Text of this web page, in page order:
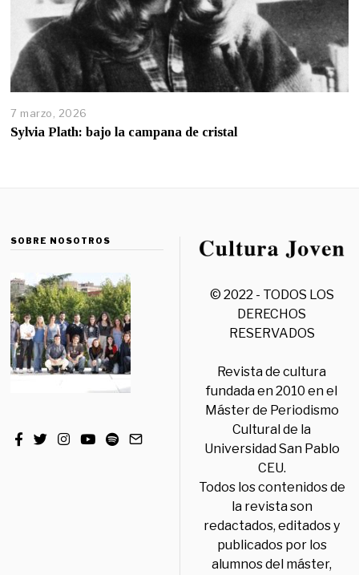
7 marzo, 2026
Sylvia Plath: bajo la campana de cristal
SOBRE NOSOTROS
© 2022 - TODOS LOS
DERECHOS
RESERVADOS
Revista de cultura
fundada en 2010 en el
Máster de Periodismo
Cultural de la
Universidad San Pablo
CEU.
Todos los contenidos de
la revista son
redactados, editados y
publicados por los
alumnos del máster,